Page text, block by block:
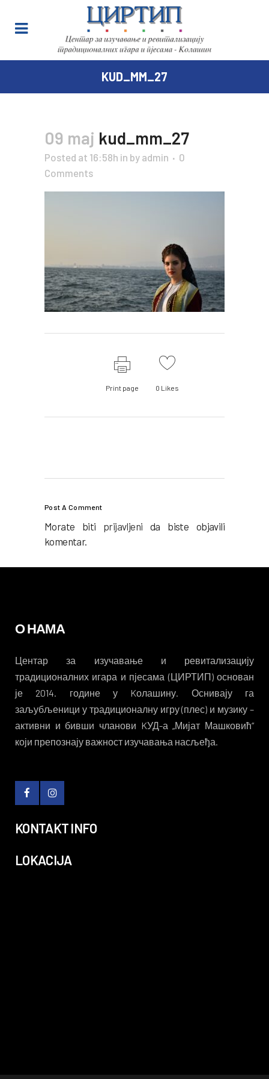
KUD_MM_27
09 maj kud_mm_27
Posted at 16:58h in by admin
0
Comments
Print page 0 Likes
Post A Comment
Morate biti prijavljeni da biste objavili
komentar.
О НАМА
Центар за изучавање и ревитализацију
традиционалних игара и пјесама (ЦИРТИП) основан
је 2014. године у Kолашину. Оснивају га
заљубљеници у традиционалну игру (плес) и музику –
активни и бивши чланови KУД-а „Мијат Машковић“
који препознају важност изучавања насљеђа.
KONTAKT INFO
LOKACIJA